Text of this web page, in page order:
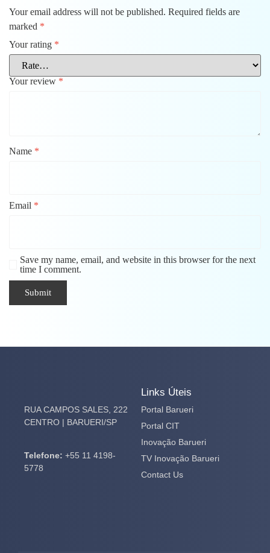
Your email address will not be published. Required fields are
marked *
Your rating *
Your review *
Name *
Email *
Save my name, email, and website in this browser for the next
time I comment.
RUA CAMPOS SALES, 222
CENTRO | BARUERI/SP
Telefone: +55 11 4198-
5778
Links Úteis
Portal Barueri
Portal CIT
Inovação Barueri
TV Inovação Barueri
Contact Us